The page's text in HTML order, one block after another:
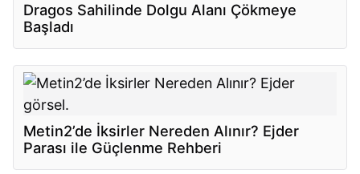
Dragos Sahilinde Dolgu Alanı Çökmeye
Başladı
Metin2’de İksirler Nereden Alınır? Ejder
Parası ile Güçlenme Rehberi